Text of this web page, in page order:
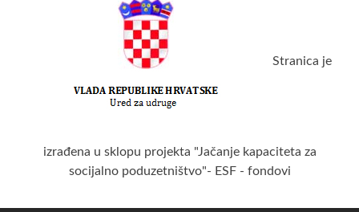
Stranica je
izrađena u sklopu projekta "Jačanje kapaciteta za
socijalno poduzetništvo"- ESF - fondovi